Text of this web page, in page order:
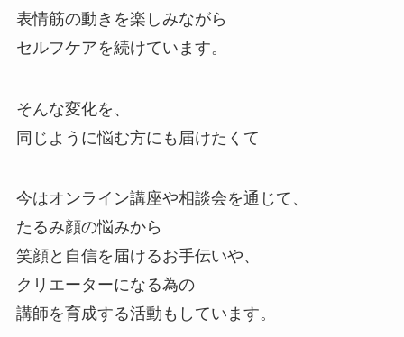
表情筋の動きを楽しみながら
セルフケアを続けています。
そんな変化を、
同じように悩む方にも届けたくて
今はオンライン講座や相談会を通じて、
たるみ顔の悩みから
笑顔と自信を届けるお手伝いや、
クリエーターになる為の
講師を育成する活動もしています。